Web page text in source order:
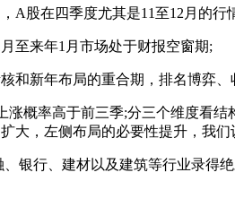
股在四季度尤其是11至12月的行
来年1月市场处于财报空窗期;
新年布局的重合期，排名博弈、
概率高于前三季;分三个维度看结
大，左侧布局的必要性提升，我
行、建材以及建筑等行业录得绝